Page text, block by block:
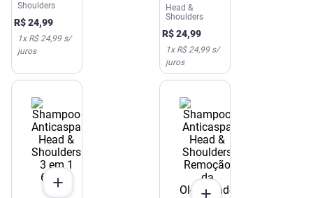
Shoulders 3
em 1 200ml
Shoulders
R$24,99
1x R$ 24,99s/
juros
Head &
Shoulders
Limpeza
Refrescante
200ml
Head &
Shoulders
R$24,99
1x R$ 24,99s/
juros